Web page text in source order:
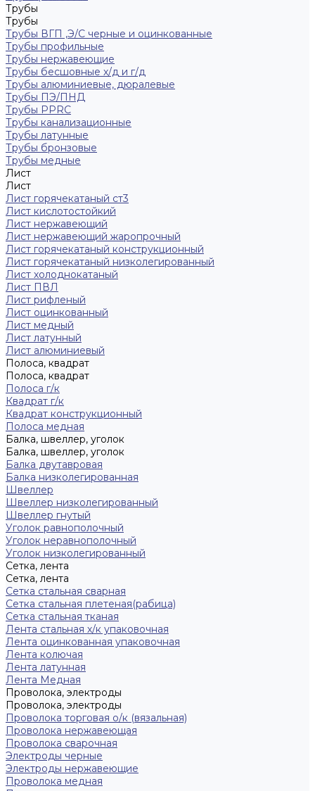
Трубы
Трубы
Трубы ВГП ,Э/С черные и оцинкованные
Трубы профильные
Трубы нержавеющие
Трубы бесшовные х/д и г/д
Трубы алюминиевые, дюралевые
Трубы ПЭ/ПНД
Трубы PPRC
Трубы канализационные
Трубы латунные
Трубы бронзовые
Трубы медные
Лист
Лист
Лист горячекатаный ст3
Лист кислотостойкий
Лист нержавеющий
Лист нержавеющий жаропрочный
Лист горячекатаный конструкционный
Лист горячекатаный низколегированный
Лист холоднокатаный
Лист ПВЛ
Лист рифленый
Лист оцинкованный
Лист медный
Лист латунный
Лист алюминиевый
Полоса, квадрат
Полоса, квадрат
Полоса г/к
Квадрат г/к
Квадрат конструкционный
Полоса медная
Балка, швеллер, уголок
Балка, швеллер, уголок
Балка двутавровая
Балка низколегированная
Швеллер
Швеллер низколегированный
Швеллер гнутый
Уголок равнополочный
Уголок неравнополочный
Уголок низколегированный
Сетка, лента
Сетка, лента
Сетка стальная сварная
Сетка стальная плетеная(рабица)
Сетка стальная тканая
Лента стальная х/к упаковочная
Лента оцинкованная упаковочная
Лента колючая
Лента латунная
Лента Медная
Проволока, электроды
Проволока, электроды
Проволока торговая о/к (вязальная)
Проволока нержавеющая
Проволока сварочная
Электроды черные
Электроды нержавеющие
Проволока медная